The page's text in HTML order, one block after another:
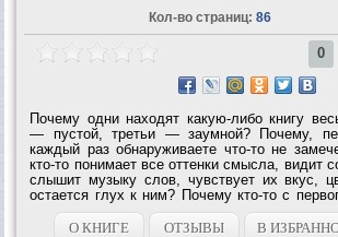
Кол-во страниц: 86
0
Почему одни находят какую-либо книгу
— пустой, третьи — заумной? Почему,
каждый раз обнаруживаете что-то не
кто-то понимает все оттенки смысла, видит
слышит музыку слов, чувствует их вкус,
остается глух к ним? Почему кто-то с
содержимое учебника, а кому-то
объяснять? Чтобы...
О КНИГЕ ОТЗЫВЫ В